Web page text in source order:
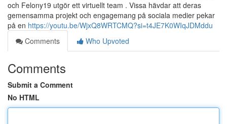
och Felony19 utgör ett virtuellt team . Vissa hävdar att deras
gemensamma projekt och engagemang på sociala medier pekar
på en https://youtu.be/WjxQ8WRTCMQ?si=t4JE7K0WIqJDMddu
Comments
Who Upvoted
Comments
Submit a Comment
No HTML